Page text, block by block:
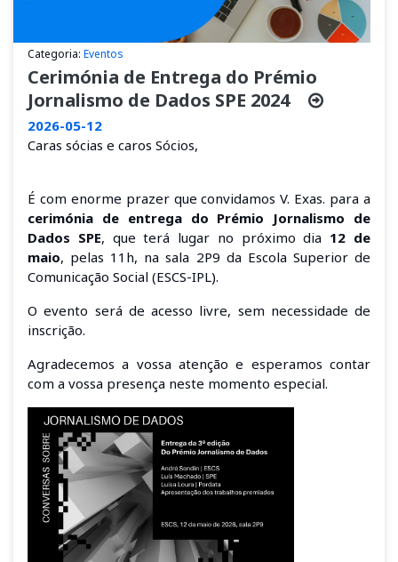
Categoria: Eventos
Cerimónia de Entrega do Prémio
Jornalismo de Dados SPE 2024
2026-05-12
Caras sócias e caros Sócios,
É com enorme prazer que convidamos V. Exas. para a
cerimónia de entrega do Prémio Jornalismo de
Dados SPE, que terá lugar no próximo dia 12 de
maio, pelas 11h, na sala 2P9 da Escola Superior de
Comunicação Social (ESCS-IPL).
O evento será de acesso livre, sem necessidade de
inscrição.
Agradecemos a vossa atenção e esperamos contar
com a vossa presença neste momento especial.